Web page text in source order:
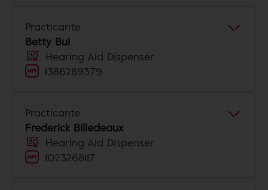
Practicante
Betty Bui
Hearing Aid Dispenser
1386289379
Practicante
Frederick Billedeaux
Hearing Aid Dispenser
1023268117